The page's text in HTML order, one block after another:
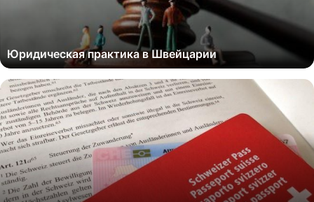
Юридическая практика в Швейцарии